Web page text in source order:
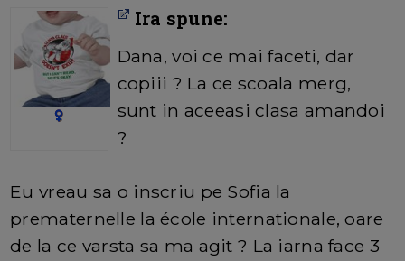
Ira spune:
Dana, voi ce mai faceti, dar
copiii ? La ce scoala merg,
sunt in aceeasi clasa amandoi
?
Eu vreau sa o inscriu pe Sofia la
prematernelle la école internationale, oare
de la ce varsta sa ma agit ? La iarna face 3